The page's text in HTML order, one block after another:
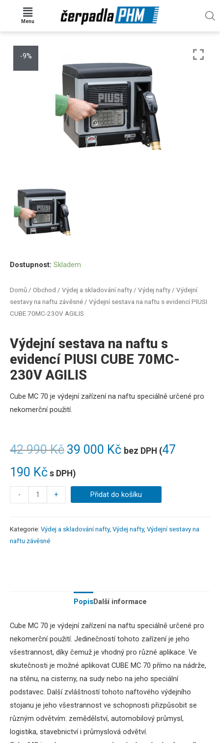
Menu
-9%
Domů / Obchod / Výdej a skladování nafty / Výdej nafty / Výdejní
sestavy na naftu závěsné / Výdejní sestava na naftu s evidencí PIUSI
CUBE 70MC-230V AGILIS
Výdejní sestava na naftu s
evidencí PIUSI CUBE 70MC-
230V AGILIS
42 990Kč 39 000 Kč bez DPH (47
190 Kč s DPH)
Cube MC 70 je výdejní zařízení na naftu speciálně určené pro
nekomerční použití.
Dostupnost: Skladem
- + Přidat do košíku
Kategorie: Výdej a skladování nafty, Výdej nafty, Výdejní sestavy na
naftu závěsné
PopisDalší informace
Cube MC 70 je výdejní zařízení na naftu speciálně určené pro
nekomerční použití. Jedinečností tohoto zařízení je jeho
všestrannost, díky čemuž je vhodný pro různé aplikace. Ve
skutečnosti je možné aplikovat CUBE MC 70 přímo na nádrže,
na stěnu, na cisterny, na sudy nebo na jeho speciální
podstavec. Další zvláštností tohoto naftového výdejního
stojanu je jeho všestrannost ve schopnosti přizpůsobit se
různým odvětvím: zemědělství, automobilový průmysl,
logistika, stavebnictví i průmyslová odvětví.